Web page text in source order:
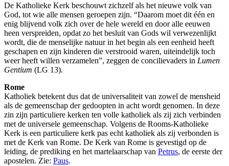
De Katholieke Kerk beschouwt zichzelf als het nieuwe volk van
God, tot wie alle mensen geroepen zijn. “Daarom moet dit één en
enig blijvend volk zich over de hele wereld en door alle eeuwen
heen verspreiden, opdat zo het besluit van Gods wil verwezenlijkt
wordt, die de menselijke natuur in het begin als een eenheid heeft
geschapen en zijn kinderen die verstrooid waren, uiteindelijk toch
weer heeft willen verzamelen”, zeggen de concilievaders in Lumen
Gentium (LG 13).
Rome
Katholiek betekent dus dat de universaliteit van zowel de mensheid
als de gemeenschap der gedoopten in acht wordt genomen. In deze
zin zijn particuliere kerken ten volle katholiek als zij zich verbinden
met de universele gemeenschap. Volgens de Rooms-Katholieke
Kerk is een particuliere kerk pas echt katholiek als zij verbonden is
met de Kerk van Rome. De Kerk van Rome is gevestigd op de
leiding, de prediking en het martelaarschap van Petrus, de eerste der
apostelen. Zie: Paus.